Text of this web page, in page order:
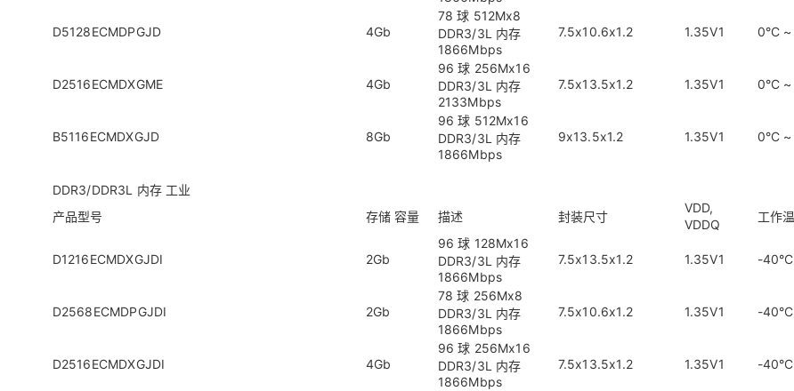
D5128ECMDPGJD 4Gb
78 球 512Mx8
DDR3/3L 内存
1866Mbps
7.5x10.6x1.2 1.35V1 0°C
D2516ECMDXGME 4Gb
96 球 256Mx16
DDR3/3L 内存
2133Mbps
7.5x13.5x1.2 1.35V1 0°C
B5116ECMDXGJD 8Gb
96 球 512Mx16
DDR3/3L 内存
1866Mbps
9x13.5x1.2 1.35V1 0°C
DDR3/DDR3L 内存 工业
产品型号
存储 容量 描述 封装尺寸
VDD,
工作
VDDQ
D1216ECMDXGJDI 2Gb
96 球 128Mx16
DDR3/3L 内存
1866Mbps
7.5x13.5x1.2 1.35V1 -
D2568ECMDPGJDI 2Gb
78 球 256Mx8
DDR3/3L 内存
1866Mbps
7.5x10.6x1.2 1.35V1 -
D2516ECMDXGJDI 4Gb
96 球 256Mx16
DDR3/3L 内存
1866Mbps
7.5x13.5x1.2 1.35V1 -